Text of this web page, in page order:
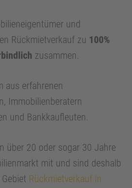
und
Rückmietverkauf zu 100%
zusammen.
aus erfahrenen
Immobilienberatern
und Bankkaufleuten.
über 20 oder sogar 30 Jahre
mit und sind deshalb
Rückmietverkauf in